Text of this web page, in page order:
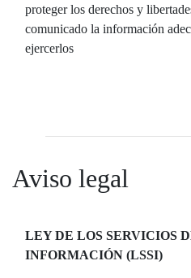
proteger los derechos y
comunicado la información
ejercerlos
Aviso legal
LEY DE LOS SERVICIOS
INFORMACIÓN (LSSI)